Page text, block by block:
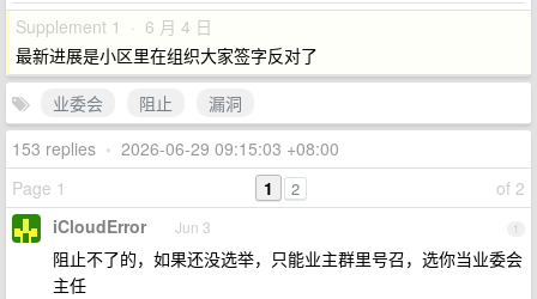
Supplement 1 · 6 月 4 日
最新进展是小区里在组织大家签字反对了
业委会
阻止
漏洞
153 replies • 2026-06-29 09:15:03 +08:00
Page 1
of 2
1 2
1
iCloudError Jun 3
阻止不了的，如果还没选举，只能业主群里号召，选你当业委会
主任